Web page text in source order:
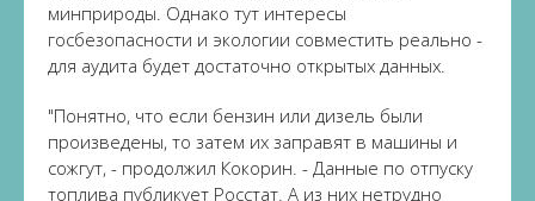
минприроды. Однако тут интересы
госбезопасности и экологии совместить реально -
для аудита будет достаточно открытых данных.
"Понятно, что если бензин или дизель были
произведены, то затем их заправят в машины и
сожгут, - продолжил Кокорин. - Данные по отпуску
топлива публикует Росстат. А из них нетрудно